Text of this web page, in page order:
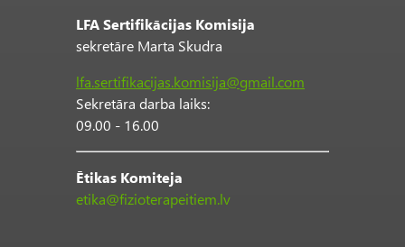
LFA Sertifikācijas Komisija
sekretāre Marta Skudra
lfa.sertifikacijas.komisija@gmail.com
Sekretāra darba laiks:
09.00 - 16.00
Ētikas Komiteja
etika@fizioterapeitiem.lv